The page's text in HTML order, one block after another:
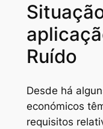
Ruído
Desde há
económicos
requisitos